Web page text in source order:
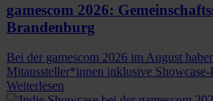
gamescom 2026:
Brandenburg
Bei der gamescom 2026 im August
Mitaussteller*innen inklusive
Weiterlesen